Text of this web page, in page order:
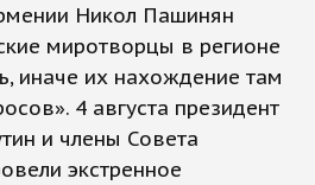
Никол Пашинян
миротворцы в регионе
иначе их нахождение там
4 августа президент
и члены Совета
экстренное